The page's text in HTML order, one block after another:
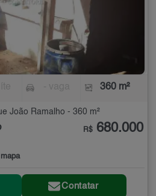
360 m²
João Ramalho - 360 m²
R$ 680.000
Contatar